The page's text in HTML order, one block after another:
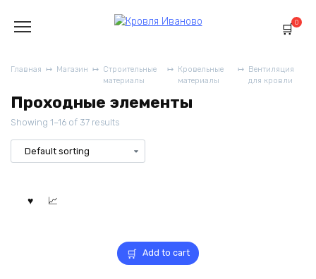
содержанию
0
Главная Магазин
Строительные
материалы
Кровельные
материалы
Вентиляция
для кровли
Проходные элементы
Showing 1–16 of 37 results
Add to cart